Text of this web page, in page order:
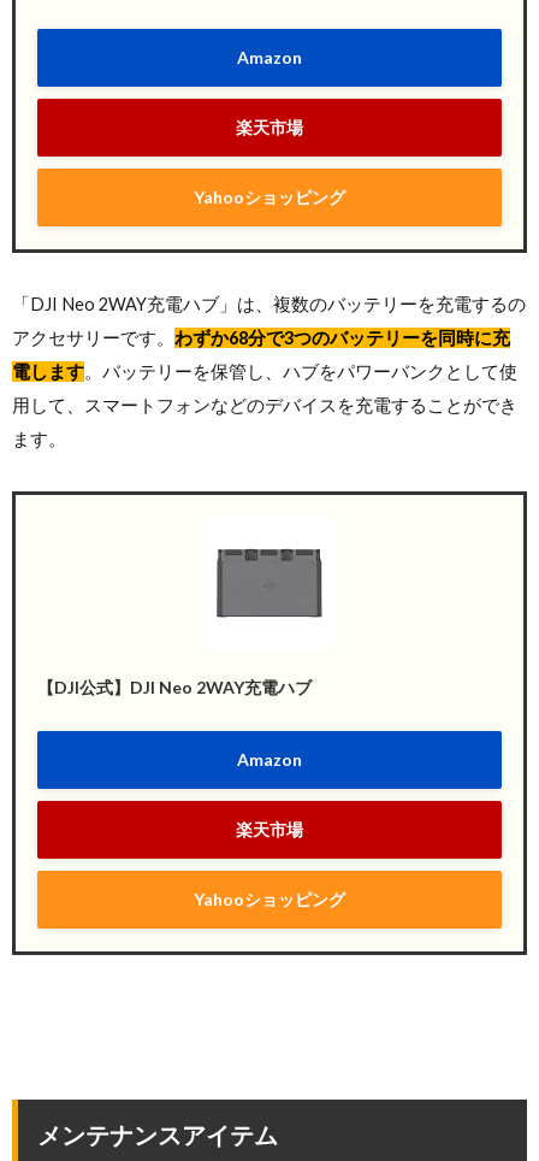
Amazon
楽天市場
Yahooショッピング
「DJI Neo 2WAY充電ハブ」は、複数のバッテリーを充電するの
アクセサリーです。 わずか68分で3つのバッテリーを同時に充
電します。バッテリーを保管し、ハブをパワーバンクとして使
用して、スマートフォンなどのデバイスを充電することができ
ます。
【DJI公式】DJI Neo 2WAY充電ハブ
Amazon
楽天市場
Yahooショッピング
メンテナンスアイテム